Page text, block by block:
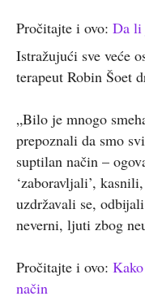
Pročitajte i ovo: Da li
Istražujući sve veće
terapeut Robin Šoet
„Bilo je mnogo
prepoznali da smo
suptilan način –
‘zaboravljali’,
uzdržavali se,
neverni, ljuti zbog
Pročitajte i ovo:
način